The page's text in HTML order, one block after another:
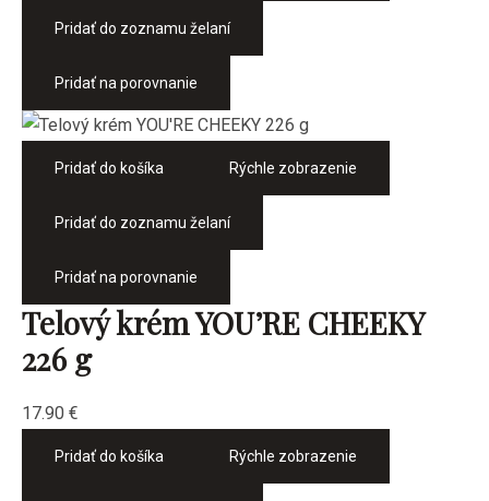
Pridať do zoznamu želaní
Pridať na porovnanie
Pridať do košíka Rýchle zobrazenie
Pridať do zoznamu želaní
Pridať na porovnanie
Telový krém YOU’RE CHEEKY
226 g
17.90 €
Pridať do košíka Rýchle zobrazenie